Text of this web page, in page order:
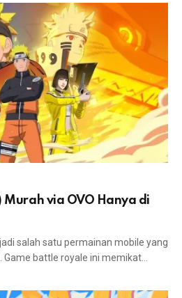
Murah via OVO Hanya di
salah satu permainan mobile yang
battle royale ini memikat…